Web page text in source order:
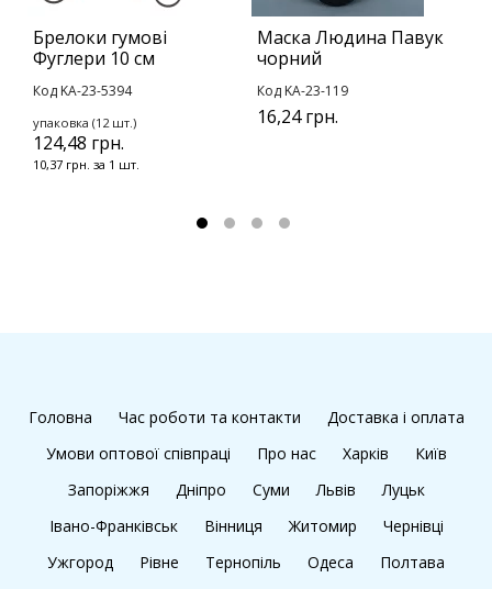
Брелоки гумові
Фуглери 10 см
Код KA-23-5394
упаковка (12 шт.)
124,48 грн.
10,37 грн. за 1 шт.
Маска Людина Павук
чорний
Код KA-23-119
16,24 грн.
Головна Час роботи та контакти
Доставка і оплата
Умови оптової співпраці
Про нас Харків
Київ
Запоріжжя
Дніпро Суми Львів
Луцьк
Івано-Франківськ
Вінниця Житомир
Чернівці
Ужгород
Рівне Тернопіль Одеса Полтава